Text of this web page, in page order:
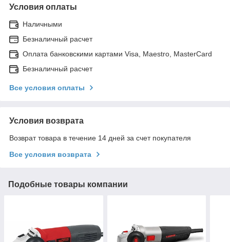
Условия оплаты
Наличными
Безналичный расчет
Оплата банковскими картами Visa, Maestro, MasterCard
Безналичный расчет
Все условия оплаты
Условия возврата
Возврат товара в течение 14 дней за счет покупателя
Все условия возврата
Подобные товары компании